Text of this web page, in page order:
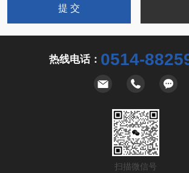
热线电话： 0514-
扫描微信号